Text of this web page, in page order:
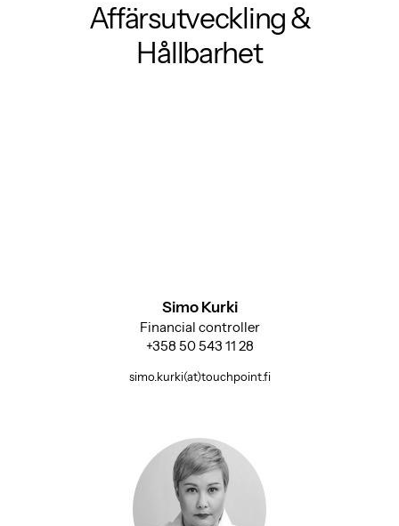
Affärsutveckling &
Hållbarhet
Simo Kurki
Financial controller
+358 50 543 11 28
simo.kurki(at)touchpoint.fi